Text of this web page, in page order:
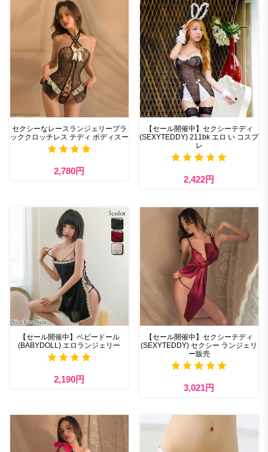
セクシーなレースランジェリーブラ
ッククロッチレス テディ ボディスー
2,780円
【セール開催中】セクシーテディ
(SEXYTEDDY) 211bk エロ い コスプ
レ
2,422円
【セール開催中】ベビードール
(BABYDOLL) エロランジェリー
2,190円
【セール開催中】セクシーテディ
(SEXYTEDDY) セクシー ランジェリ
ー販売
3,021円